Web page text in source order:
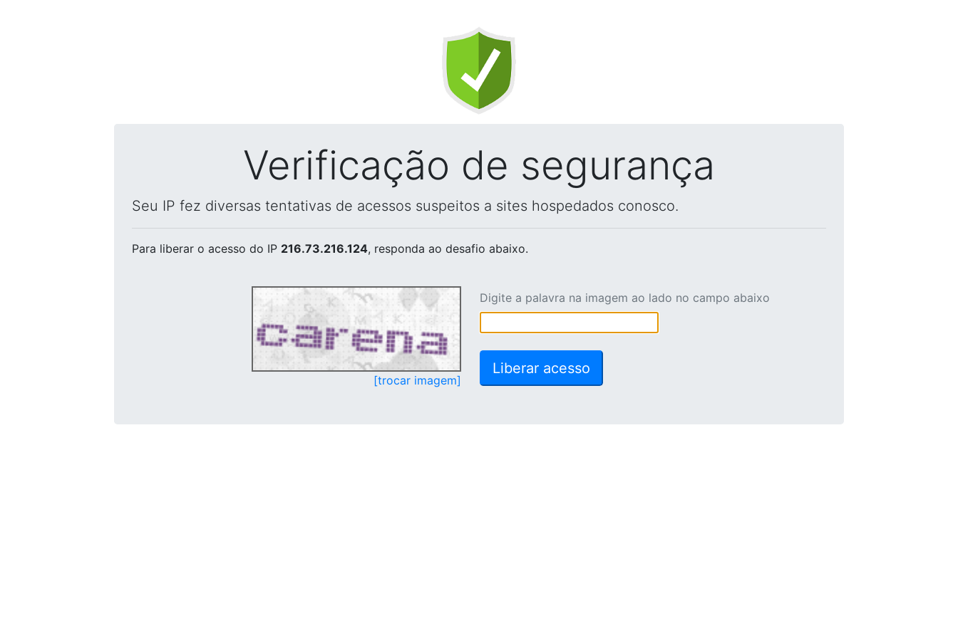
Verificação de segurança
Seu IP fez diversas tentativas de acessos suspeitos a sites hospedados conosco.
Para liberar o acesso do IP 216.73.216.124, responda ao desafio abaixo.
[trocar imagem]
Digite a palavra na imagem ao lado no campo abaixo